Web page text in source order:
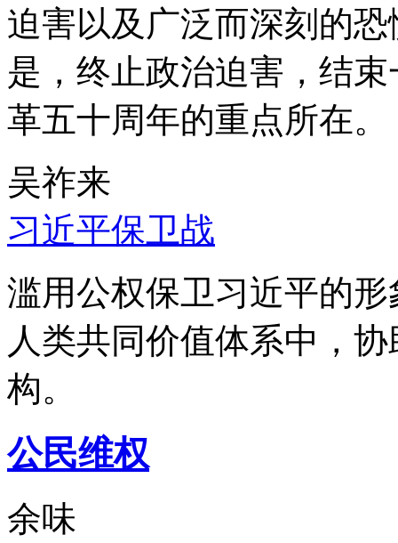
迫害以及广泛而深刻的
是，终止政治迫害，结
革五十周年的重点所在。
吴祚来
习近平保卫战
滥用公权保卫习近平的
人类共同价值体系中，
构。
公民维权
余味